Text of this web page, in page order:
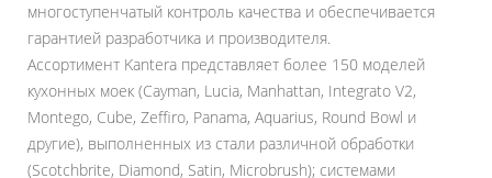
многоступенчатый контроль качества и обеспечивается
гарантией разработчика и производителя.
Ассортимент Kantera представляет более 150 моделей
кухонных моек (Cayman, Lucia, Manhattan, Integrato V2,
Montego, Cube, Zeffiro, Panama, Aquarius, Round Bowl и
другие), выполненных из стали различной обработки
(Scotchbrite, Diamond, Satin, Microbrush); системами